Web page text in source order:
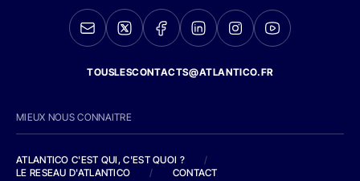
TOUSLESCONTACTS@ATLANTICO.FR
MIEUX NOUS CONNAITRE
ATLANTICO C'EST QUI, C'EST QUOI ?
/
LE RESEAU D'ATLANTICO
/ CONTACT